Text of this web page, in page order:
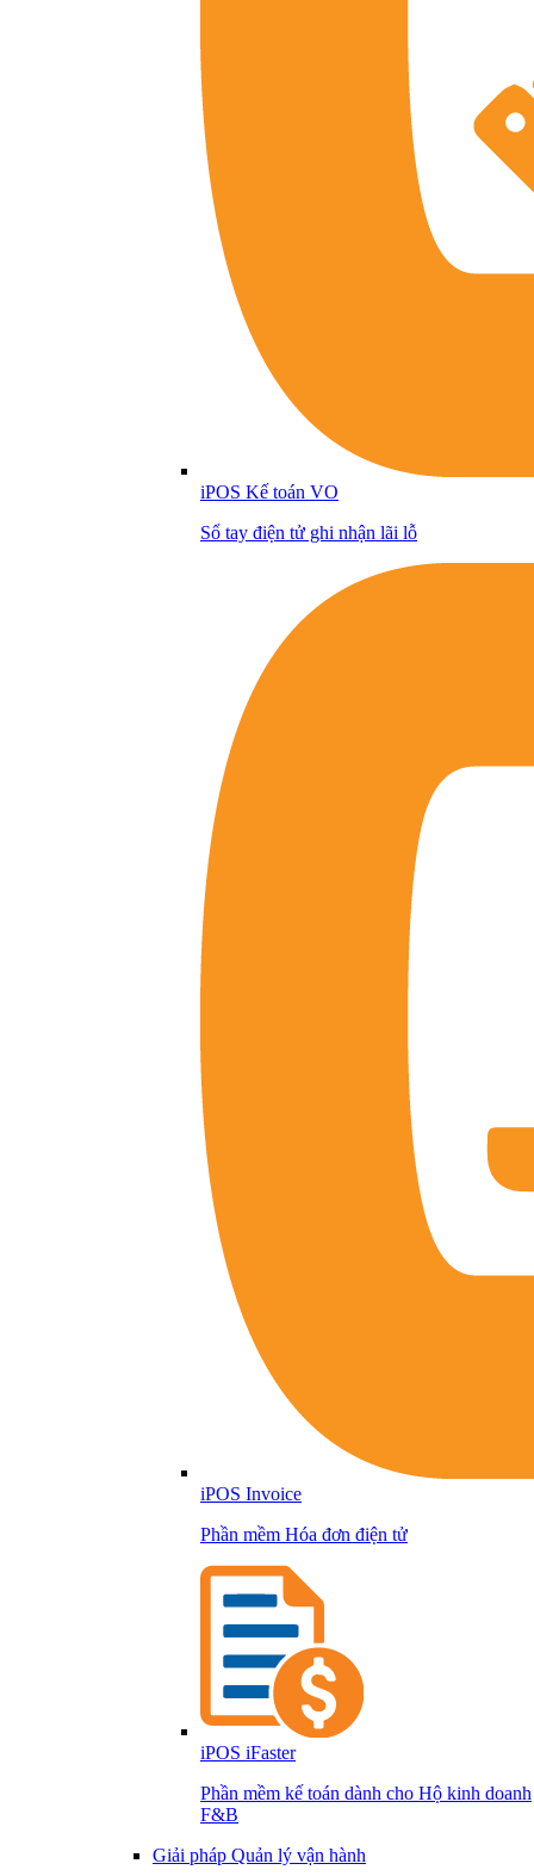
iPOS Kế toán VO
Sổ tay điện tử ghi nhận lãi lỗ
iPOS Invoice
Phần mềm Hóa đơn điện tử
iPOS iFaster
Phần mềm kế toán dành cho Hộ kinh doanh
F&B
Giải pháp Quản lý vận hành